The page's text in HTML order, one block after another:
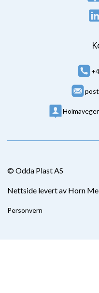
© Odda Plast AS
Nettside levert av Horn
Personvern